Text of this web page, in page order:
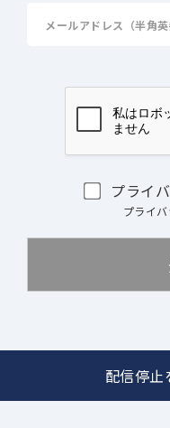
プライ
プライ
配信停止